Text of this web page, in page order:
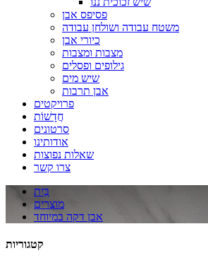
פסיפס אבן
משטח עבודה ושולחן עבודה
כיורי אבן
מצבות ומצבות
גילופים ופסלים
שיש מים
אבן תרבות
פרויקטים
חֲדָשׁוֹת
סרטונים
אודותינו
שאלות נפוצות
צרו קשר
בַּיִת
מוצרים
אבן דקה במיוחד
קטגוריות